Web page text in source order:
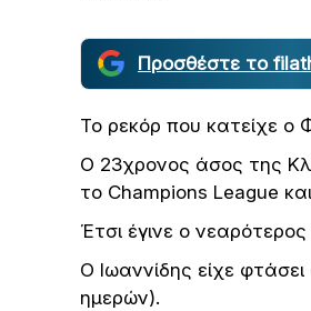
Προσθέστε το
Το ρεκόρ που κατείχε ο
Ο 23χρονος άσος της
το Champions League
Έτσι έγινε ο
Ο Ιωαννίδης είχε
ημερών).